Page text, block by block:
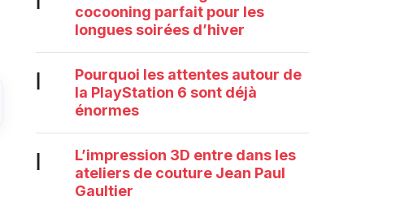
cocooning parfait pour les
longues soirées d’hiver
|
Pourquoi les attentes autour de
la PlayStation 6 sont déjà
énormes
|
L’impression 3D entre dans les
ateliers de couture Jean Paul
Gaultier